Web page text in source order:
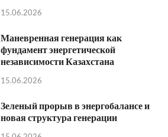
15.06.2026
Маневренная генерация как
фундамент энергетической
независимости Казахстана
15.06.2026
Зеленый прорыв в энергобалансе и
новая структура генерации